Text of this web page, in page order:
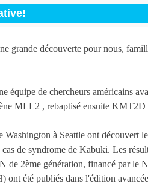
grande découverte pour nous,
équipe de chercheurs américains
MLL2 , rebaptisé ensuite KMT2D
à Seattle ont découvert
de syndrome de Kabuki. Les
de 2ème génération, financé par le
été publiés dans l'édition